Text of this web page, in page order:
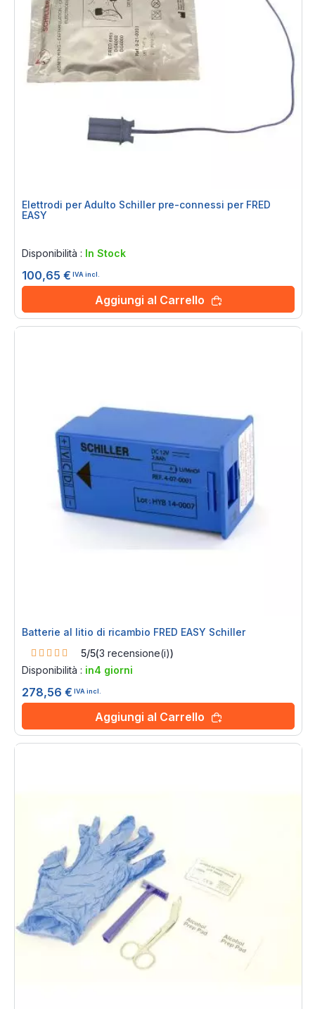
Elettrodi per Adulto Schiller pre-connessi per FRED
EASY
Disponibilità : In Stock
100,65 € IVA incl.
Aggiungi al Carrello
Batterie al litio di ricambio FRED EASY Schiller
Rating:
5/5(3 recensione(i))
Disponibilità : in4 giorni
278,56 € IVA incl.
Aggiungi al Carrello